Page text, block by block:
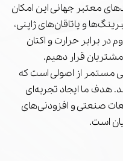
معتبر جهانی این امکان
و یاتاقان‌های ژاپنی،
در برابر حرارت و اکتان
مشتریان قرار دهیم.
مستمر از اصولی است که
هدف ما ایجاد تجربه‌ای
صنعتی و افزودنی‌های
است.